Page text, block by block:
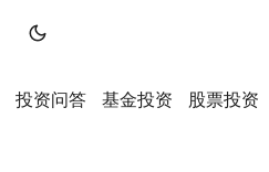
投资问答 基金投资 股票投资